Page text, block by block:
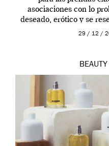
asociaciones con lo
deseado, erótico y se
29 / 12 /
BEAUTY